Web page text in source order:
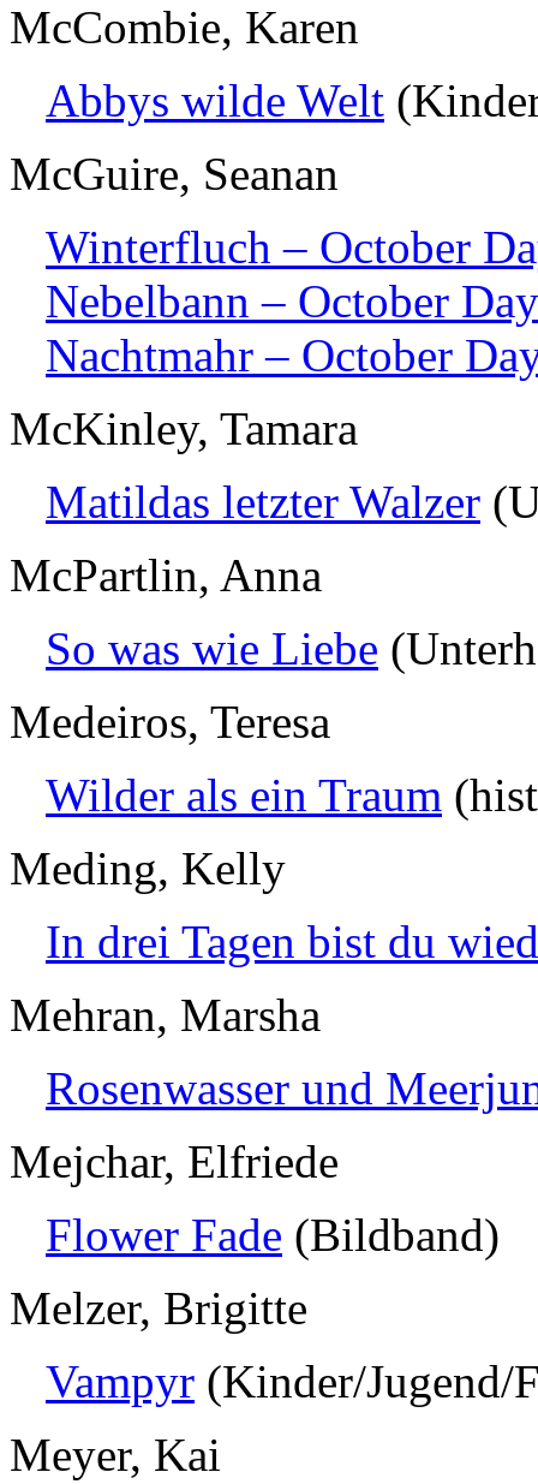
McCombie, Karen
Abbys wilde Welt
McGuire, Seanan
Winterfluch – October
Nebelbann – October
Nachtmahr – October
McKinley, Tamara
Matildas letzter Walzer
McPartlin, Anna
So was wie Liebe
Medeiros, Teresa
Wilder als ein Traum
Meding, Kelly
In drei Tagen bist du
Mehran, Marsha
Rosenwasser und
Mejchar, Elfriede
Flower Fade (Bildband)
Melzer, Brigitte
Vampyr (Kinder/Jugend/
Meyer, Kai